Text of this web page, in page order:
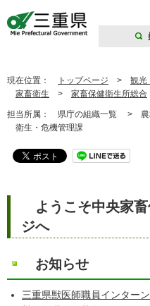
現在位置： トップページ > 観光
家畜衛生 > 家畜保健衛生所総合
担当所属： 県庁の組織一覧 > 農
衛生・危機管理課
ようこそ中央家畜
ジへ
お知らせ
三重県獣医師職員インター